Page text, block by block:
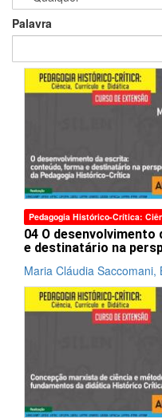
Palavra
Pedagogia Histórico-Crítica:
04 O
e destinatário na
Maria Cláudia